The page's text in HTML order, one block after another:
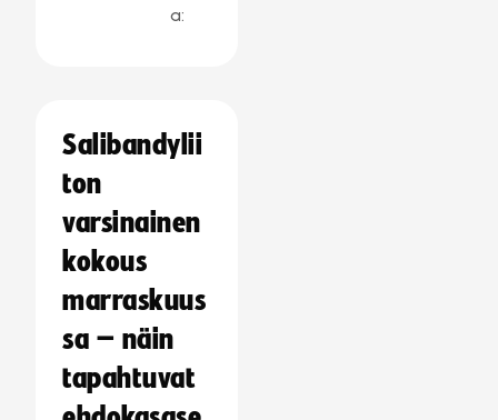
a:
Salibandylii
ton
varsinainen
kokous
marraskuus
sa – näin
tapahtuvat